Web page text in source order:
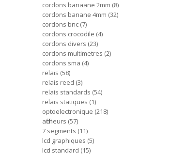
cordons banaane 2mm 8
cordons banane 4mm 32
cordons bnc 7
cordons crocodile 4
cordons divers 23
cordons multimetres 2
cordons sma 4
relais 58
relais reed 3
relais standards 54
relais statiques 1
optoelectronique 218
afficheurs 57
7 segments 11
lcd graphiques 5
lcd standard 15